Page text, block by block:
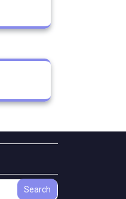
Search